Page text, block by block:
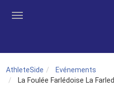
AthleteSide
Evénements
La Foulée Farlédoise La